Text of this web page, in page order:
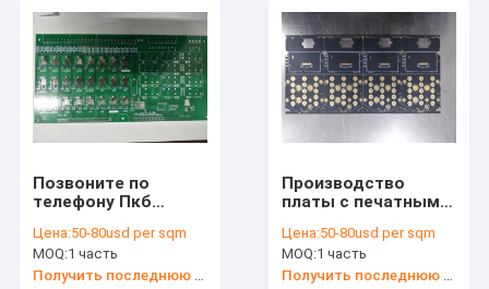
Позвоните по
телефону Пкб
толщины Ку доски
1/1оз ПКБ платы с
печатным
Цена:50-80usd per sqm
MOQ:1 часть
Производство
платы с печатным
ПКБ высокой
температуры Фр4
Цена:50-80usd per sqm
MOQ:1 часть